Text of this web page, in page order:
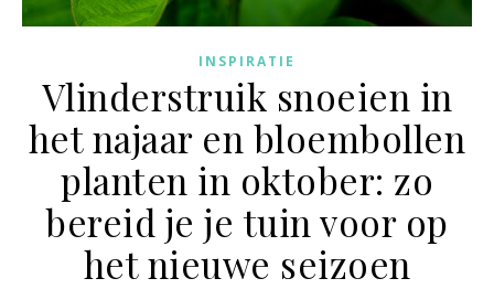
INSPIRATIE
Vlinderstruik snoeien in
het najaar en bloembollen
planten in oktober: zo
bereid je je tuin voor op
het nieuwe seizoen